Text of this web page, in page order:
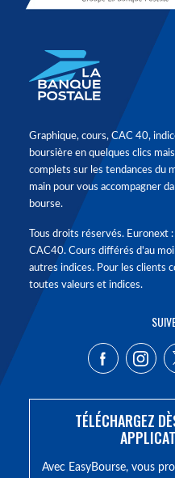
Graphique, cours, CAC 40,
boursière en quelques clics
complets sur les tendances du
main pour vous accompagner
bourse.
Tous droits réservés. Euronext
CAC40. Cours différés d'au
autres indices. Pour les clients
toutes valeurs et indices.
TÉLÉCHARGEZ
Avec EasyBourse, vous